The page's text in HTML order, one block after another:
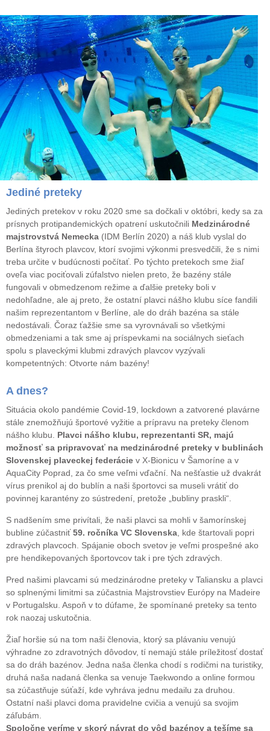
Jediné preteky
Jediných pretekov v roku 2020 sme sa dočkali v októbri, kedy sa za
prísnych protipandemických opatrení uskutočnili Medzinárodné
majstrovstvá Nemecka (IDM Berlín 2020) a náš klub vyslal do
Berlína štyroch plavcov, ktorí svojimi výkonmi presvedčili, že s nimi
treba určite v budúcnosti počítať. Po týchto pretekoch sme žiaľ
oveľa viac pociťovali zúfalstvo nielen preto, že bazény stále
fungovali v obmedzenom režime a ďalšie preteky boli v
nedohľadne, ale aj preto, že ostatní plavci nášho klubu síce fandili
našim reprezentantom v Berlíne, ale do dráh bazéna sa stále
nedostávali. Čoraz ťažšie sme sa vyrovnávali so všetkými
obmedzeniami a tak sme aj príspevkami na sociálnych sieťach
spolu s plaveckými klubmi zdravých plavcov vyzývali
kompetentných: Otvorte nám bazény!
A dnes?
Situácia okolo pandémie Covid-19, lockdown a zatvorené plavárne
stále znemožňujú športové vyžitie a prípravu na preteky členom
nášho klubu. Plavci nášho klubu, reprezentanti SR, majú
možnosť sa pripravovať na medzinárodné preteky v bublinách
Slovenskej plaveckej federácie v X-Bionicu v Šamoríne a v
AquaCity Poprad, za čo sme veľmi vďační. Na nešťastie už dvakrát
vírus prenikol aj do bublín a naši športovci sa museli vrátiť do
povinnej karantény zo sústredení, pretože „bubliny praskli“.
S nadšením sme privítali, že naši plavci sa mohli v šamorínskej
bubline zúčastniť59. ročníka VC Slovenska , kde štartovali popri
zdravých plavcoch. Spájanie oboch svetov je veľmi prospešné ako
pre hendikepovaných športovcov tak i pre tých zdravých.
Pred našimi plavcami sú medzinárodne preteky v Taliansku a plavci
so splnenými limitmi sa zúčastnia Majstrovstiev Európy na Madeire
v Portugalsku. Aspoň v to dúfame, že spomínané preteky sa tento
rok naozaj uskutočnia.
Žiaľ horšie sú na tom naši členovia, ktorý sa plávaniu venujú
výhradne zo zdravotných dôvodov, tí nemajú stále príležitosť dostať
sa do dráh bazénov. Jedna naša členka chodí s rodičmi na turistiky,
druhá naša nadaná členka sa venuje Taekwondo a online formou
sa zúčastňuje súťaží, kde vyhráva jednu medailu za druhou.
Ostatní naši plavci doma pravidelne cvičia a venujú sa svojim
záľubám.
Spoločne veríme v skorý návrat do vôd bazénov a tešíme sa